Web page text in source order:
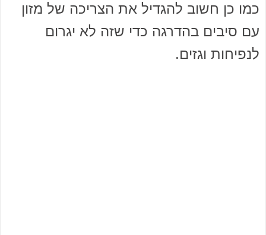
כמו כן חשוב להגדיל את הצריכה של מזון
עם סיבים בהדרגה כדי שזה לא יגרום
לנפיחות וגזים.